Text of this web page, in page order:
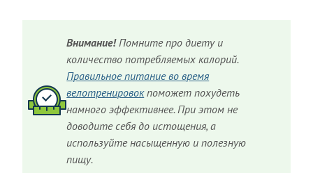
Внимание!Помните про диету и
количество потребляемых калорий.
Правильное питание во время
велотренировокпоможет похудеть
намного эффективнее. При этом не
доводите себя до истощения, а
используйте насыщенную и полезную
пищу.